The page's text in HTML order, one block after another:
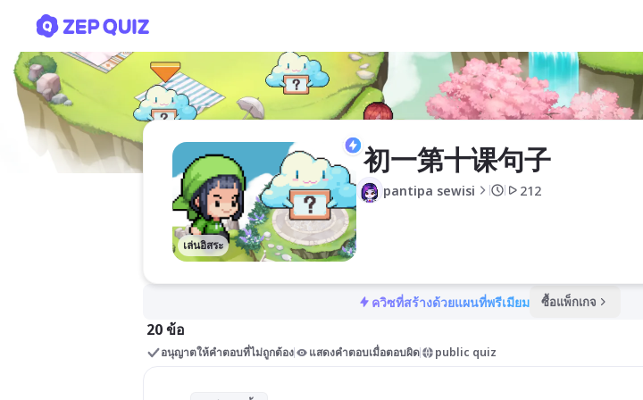
เล่นอิสระ
初一第十课句子
pantipa sewisi 212
ควิซที่สร้างด้วยแผนที่พรีเมียม ซื้อแพ็กเกจ
20 ข้อ
อนุญาตให้คำตอบที่ไม่ถูกต้อง แสดงคำตอบเมื่อตอบผิด public quiz